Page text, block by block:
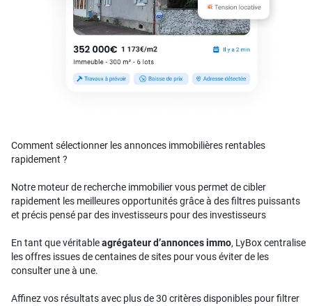
Comment sélectionner les annonces immobilières rentables
rapidement ?
Notre moteur de recherche immobilier vous permet de cibler
rapidement les meilleures opportunités grâce à des filtres puissants
et précis pensé par des investisseurs pour des investisseurs
En tant que véritableagrégateur d’annonces immo, LyBox centralise
les offres issues de centaines de sites pour vous éviter de les
consulter une à une.
Affinez vos résultats avec plus de 30 critères disponibles pour filtrer